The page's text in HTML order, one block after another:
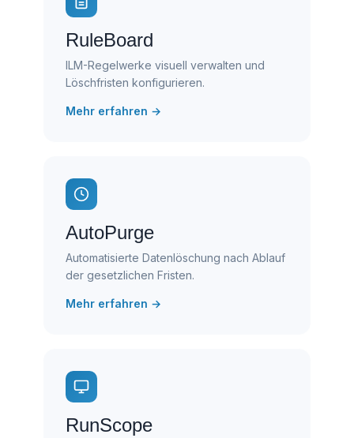
RuleBoard
ILM-Regelwerke visuell verwalten und
Löschfristen konfigurieren.
Mehr erfahren →
AutoPurge
Automatisierte Datenlöschung nach Ablauf
der gesetzlichen Fristen.
Mehr erfahren →
RunScope